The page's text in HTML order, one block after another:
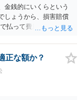
中の変更可能性に関す
明義務違反にあたり、
ります。 詳しくは、術
実は、施術内容に鼻孔
事実になると思われま
手術費用についても補
載された相手方の過
ある場合はそれも含
用や他院での修正手術
金銭的にいくらという
しょうから、損害賠償
払って費用の返金＋α
正な額か？